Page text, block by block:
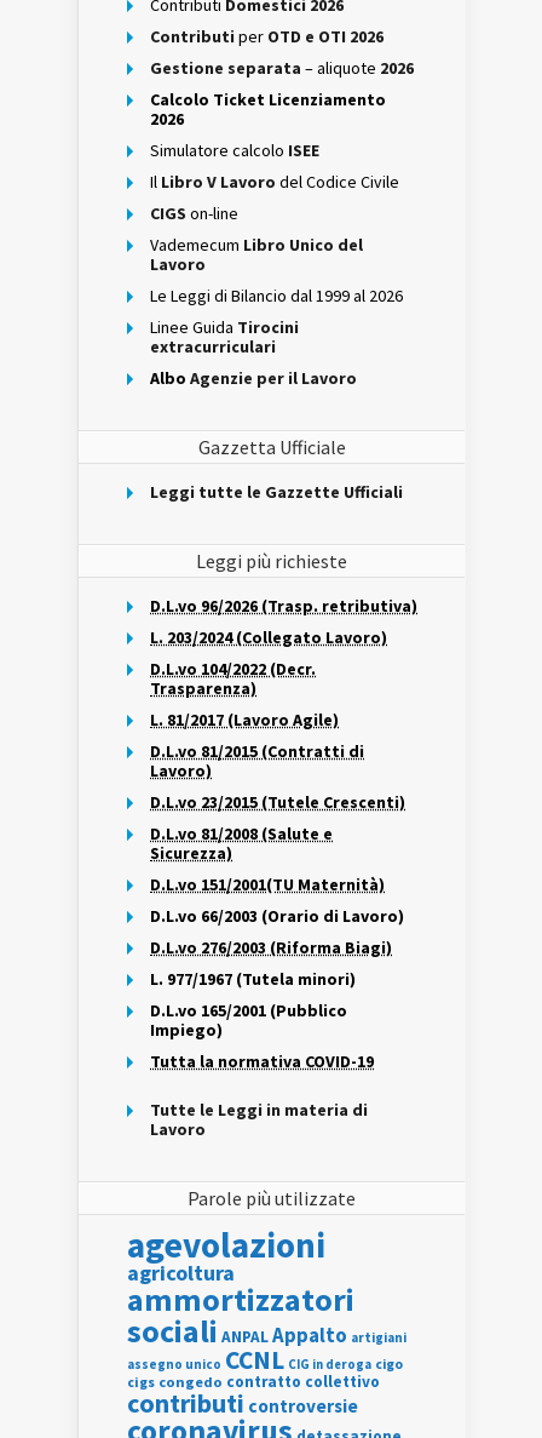
Contributi Domestici 2026
Contributi per OTD e OTI 2026
Gestione separata – aliquote 2026
Calcolo Ticket Licenziamento
2026
Simulatore calcolo ISEE
Il Libro V Lavoro del Codice Civile
CIGS on-line
Vademecum Libro Unico del
Lavoro
Le Leggi di Bilancio dal 1999 al 2026
Linee Guida Tirocini
extracurriculari
Albo Agenzie per il Lavoro
Gazzetta Ufficiale
Leggi tutte le Gazzette Ufficiali
Leggi più richieste
D.L.vo 96/2026 (Trasp. retributiva)
L. 203/2024 (Collegato Lavoro)
D.L.vo 104/2022 (Decr.
Trasparenza)
L. 81/2017 (Lavoro Agile)
D.L.vo 81/2015 (Contratti di
Lavoro)
D.L.vo 23/2015 (Tutele Crescenti)
D.L.vo 81/2008 (Salute e
Sicurezza)
D.L.vo 151/2001(TU Maternità)
D.L.vo 66/2003 (Orario di Lavoro)
D.L.vo 276/2003 (Riforma Biagi)
L. 977/1967 (Tutela minori)
D.L.vo 165/2001 (Pubblico
Impiego)
Tutta la normativa COVID-19
Tutte le Leggi in materia di
Lavoro
Parole più utilizzate
agevolazioni
agricoltura
ammortizzatori
sociali ANPALAppalto artigiani
assegno unico CCNL CIG in deroga cigo
cigs congedo contratto collettivo
contributi controversie